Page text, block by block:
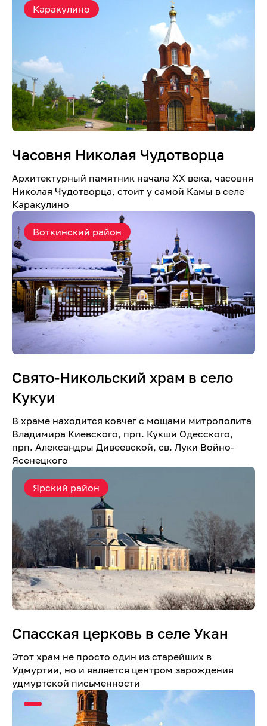
Каракулино
Часовня Николая Чудотворца
Архитектурный памятник начала ХХ века, часовня
Николая Чудотворца, стоит у самой Камы в селе
Каракулино
Воткинский район
Свято-Никольский храм в село
Кукуи
В храме находится ковчег с мощами митрополита
Владимира Киевского, прп. Кукши Одесского,
прп. Александры Дивеевской, св. Луки Войно-
Ясенецкого
Ярский район
Спасская церковь в селе Укан
Этот храм не просто один из старейших в
Удмуртии, но и является центром зарождения
удмуртской письменности